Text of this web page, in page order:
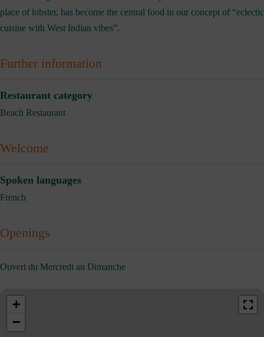
place of lobster, has become the central food in our concept of “eclectic
cuisine with West Indian vibes”.
Further information
Restaurant category
Beach Restaurant
Welcome
Spoken languages
French
Openings
Ouvert du Mercredi au Dimanche
+
−